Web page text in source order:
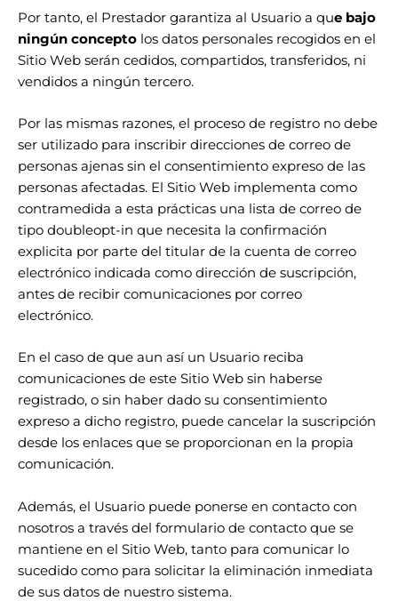
Por tanto, el Prestador garantiza al Usuario a que bajo
ningún concepto los datos personales recogidos en el
Sitio Web serán cedidos, compartidos, transferidos, ni
vendidos a ningún tercero.
Por las mismas razones, el proceso de registro no debe
ser utilizado para inscribir direcciones de correo de
personas ajenas sin el consentimiento expreso de las
personas afectadas. El Sitio Web implementa como
contramedida a esta prácticas una lista de correo de
tipo doubleopt-in que necesita la confirmación
explicita por parte del titular de la cuenta de correo
electrónico indicada como dirección de suscripción,
antes de recibir comunicaciones por correo
electrónico.
En el caso de que aun así un Usuario reciba
comunicaciones de este Sitio Web sin haberse
registrado, o sin haber dado su consentimiento
expreso a dicho registro, puede cancelar la suscripción
desde los enlaces que se proporcionan en la propia
comunicación.
Además, el Usuario puede ponerse en contacto con
nosotros a través del formulario de contacto que se
mantiene en el Sitio Web, tanto para comunicar lo
sucedido como para solicitar la eliminación inmediata
de sus datos de nuestro sistema.